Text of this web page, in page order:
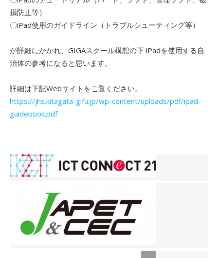
損防止等）
〇iPad使用のガイドライン（トラブルシューティング等）
が詳細にかかれ、GIGAスクール構想の下 iPadを使用する自
治体の参考になると思います。
詳細は下記Webサイトをご覧ください。
https://jhs.kitagata-gifu.jp/wp-content/uploads/pdf/ipad-
guidebook.pdf